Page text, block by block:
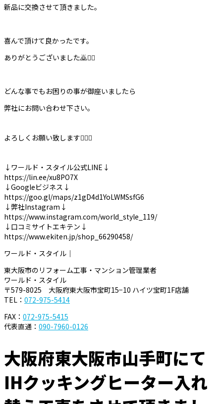
新品に交換させて頂きました。
喜んで頂けて良かったです。
ありがとうございました🙇🙇‍♀️
どんな事でもお困りの事が御座いましたら
弊社にお問い合わせ下さい。
よろしくお願い致します🙇‍♀️✨
↓ワールド・スタイル公式LINE↓
https://lin.ee/xu8PO7X
↓Googleビジネス↓
https://goo.gl/maps/z1gD4d1YoLWMSsfG6
↓弊社Instagram↓
https://www.instagram.com/world_style_119/
↓口コミサイトエキテン↓
https://www.ekiten.jp/shop_66290458/
ワールド・スタイル｜
東大阪市のリフォーム工事・マンション管理業者
ワールド・スタイル
〒579-8025 大阪府東大阪市宝町15−10 ハイツ宝町1F店舗
TEL： 072-975-5414
FAX： 072-975-5415
代表直通： 090-7960-0126
大阪府東大阪市山手町にて
IHクッキングヒーター入れ